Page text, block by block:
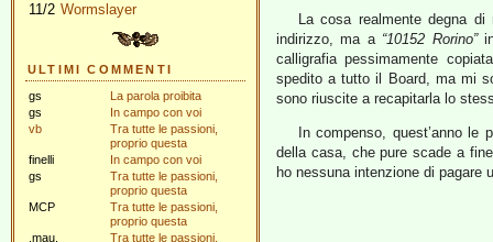
11/2 Wormslayer
ULTIMI COMMENTI
gs
La parola proibita
gs
In campo con voi
vb
Tra tutte le passioni,
proprio questa
finelli
In campo con voi
gs
Tra tutte le passioni,
proprio questa
MCP
Tra tutte le passioni,
proprio questa
.mau.
Tra tutte le passioni,
La cosa realmente degna
indirizzo, ma a “10152 Rorino”
calligrafia pessimamente
spedito a tutto il Board, ma mi
sono riuscite a recapitarla lo
In compenso, quest’anno
della casa, che pure scade a
ho nessuna intenzione di pagare